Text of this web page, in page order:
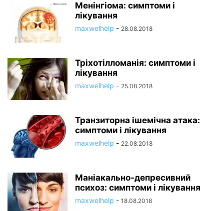
Менінгіома: симптоми і
лікування
maxwelhelp - 28.08.2018
Тріхотілломанія: симптоми і
лікування
maxwelhelp - 25.08.2018
Транзиторна ішемічна атака:
симптоми і лікування
maxwelhelp - 22.08.2018
Маніакально-депресивний
психоз: симптоми і лікування
maxwelhelp - 18.08.2018